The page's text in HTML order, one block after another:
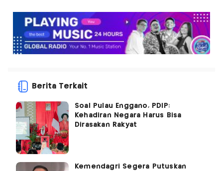
Berita Terkait
Soal Pulau Enggano, PDIP:
Kehadiran Negara Harus Bisa
Dirasakan Rakyat
Kemendagri Segera Putuskan